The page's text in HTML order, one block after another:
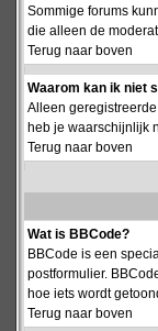
Sommige forums
die alleen de
Terug naar boven
Waarom kan ik niet
Alleen
heb je waarschijnlijk
Terug naar boven
Wat is BBCode?
BBCode is een
postformulier.
hoe iets wordt
Terug naar boven